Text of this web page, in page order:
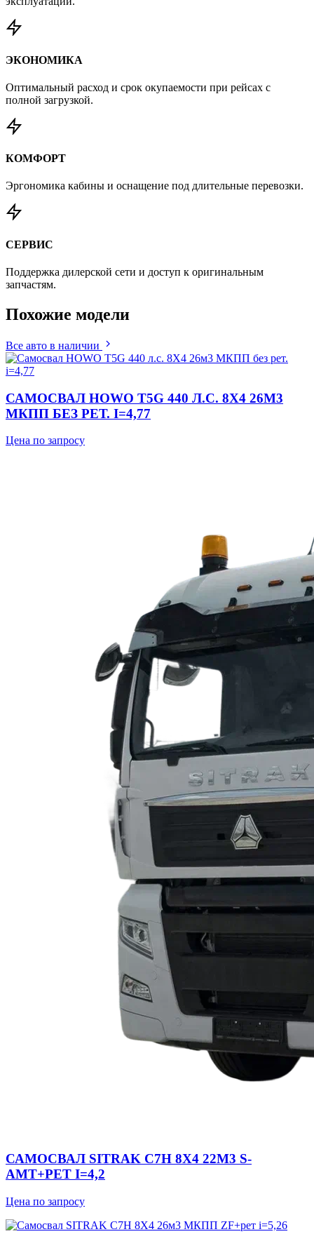
ЭКОНОМИКА
Оптимальный расход и срок окупаемости при рейсах с
полной загрузкой.
КОМФОРТ
Эргономика кабины и оснащение под длительные перевозки.
СЕРВИС
Поддержка дилерской сети и доступ к оригинальным
запчастям.
Похожие модели
Все авто в наличии
САМОСВАЛ HOWO T5G 440 Л.С. 8Х4 26М3
МКПП БЕЗ РЕТ. I=4,77
Цена по запросу
САМОСВАЛ SITRAK C7H 8Х4 22М3 S-
AMT+РЕТ I=4,2
Цена по запросу